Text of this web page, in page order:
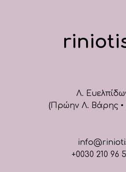
Λ.
(Πρώην Λ. Βάρης •
+0030 210 96